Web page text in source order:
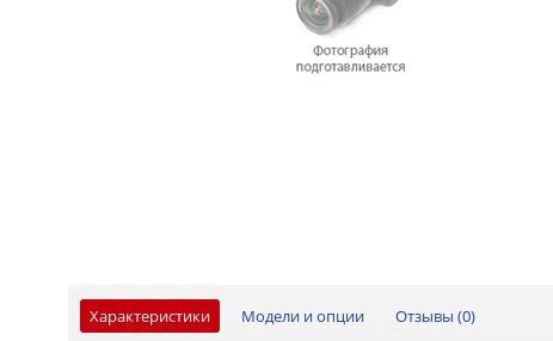
Характеристики Модели и опции Отзывы (0)